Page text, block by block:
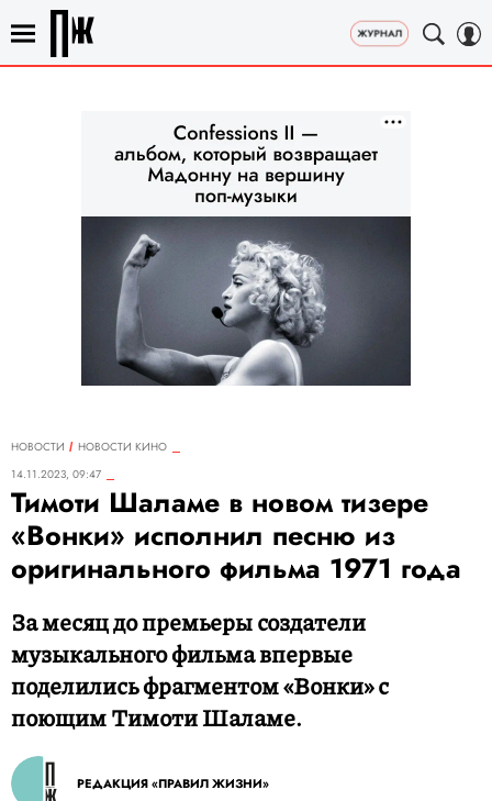
НОВОСТИ
НОВОСТИ КИНО
14.11.2023, 09:47
Тимоти Шаламе в новом тизере
«Вонки» исполнил песню из
оригинального фильма 1971 года
За месяц до премьеры создатели
музыкального фильма впервые
поделились фрагментом «Вонки» с
поющим Тимоти Шаламе.
РЕДАКЦИЯ «ПРАВИЛ ЖИЗНИ»